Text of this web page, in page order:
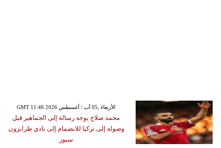
GMT 11:46 2026 الأربعاء ,05 آب / أغسطس
محمد صلاح يوجه رسالة إلى الجماهير قبل
وصوله إلى تركيا للانضمام إلى نادي طرابزون
سبور